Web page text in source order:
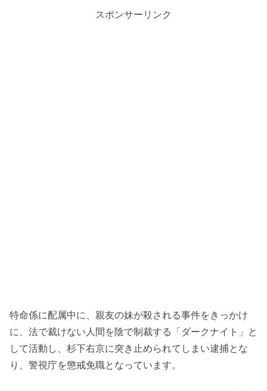
スポンサーリンク
特命係に配属中に、親友の妹が殺される事件をきっかけ
に、法で裁けない人間を陰で制裁する「ダークナイト」と
して活動し、杉下右京に突き止められてしまい逮捕とな
り、警視庁を懲戒免職となっています。